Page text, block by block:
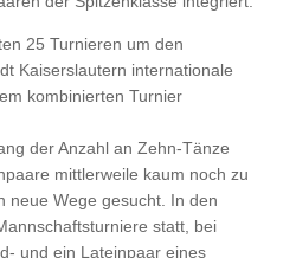
25 Turnieren um den
Kaiserslautern internationale
kombinierten Turnier
der Anzahl an Zehn-Tänze
mittlerweile kaum noch zu
neue Wege gesucht. In den
statt, bei
und ein Lateinpaar eines